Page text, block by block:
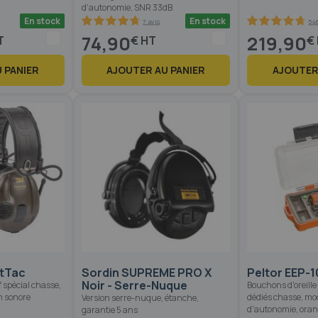
En stock
PANIER
d'autonomie, SNR 33dB
7 avis En stock
74,90€
AJOUTER AU PANIER
219,90€
chasse,
sonore
Sordin SUPREME PRO X
Noir - Serre-Nuque
Version serre-nuque, étanche,
garantie 5 ans
Peltor EEP-
Bouchons
dédiés chasse,
d'autonomie,